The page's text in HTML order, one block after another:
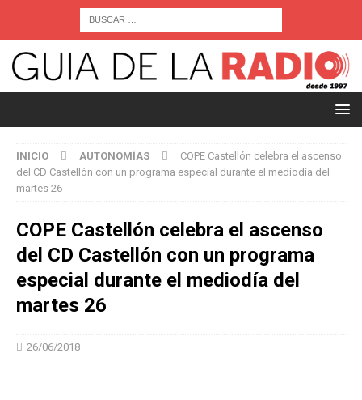
INICIO AUTONOMÍAS
COPE Castellón celebra el ascenso
del CD Castellón con un programa especial durante el mediodía del
martes 26
COPE Castellón celebra el ascenso
del CD Castellón con un programa
especial durante el mediodía del
martes 26
26/06/2018